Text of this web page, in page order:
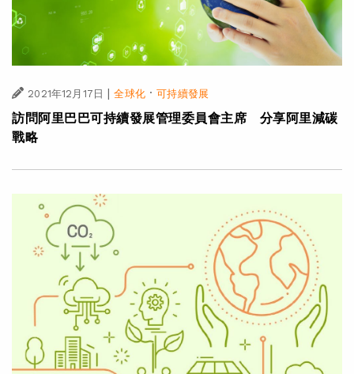
2021年12月17日 | 全球化·可持續發展
訪問阿里巴巴可持續發展管理委員會主席 分享阿里減碳
戰略